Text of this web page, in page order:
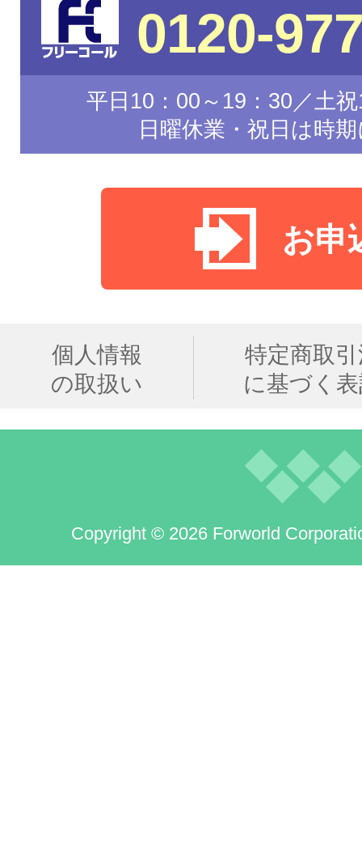
0120-
平日10：00～19：30／土
日曜休業・祝日は時
お申
個人情報
の取扱い
特定商取
に基づく
Copyright © 2026 Forworld